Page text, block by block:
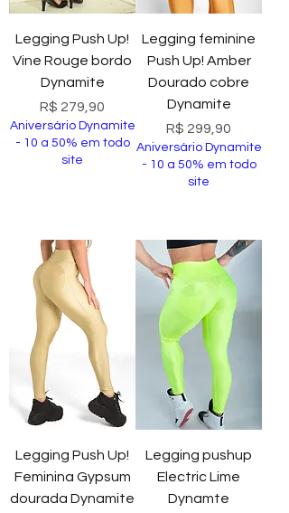
Legging Push Up!
Vine Rouge bordo
Dynamite
Preço
R$ 279,90
Aniversário Dynamite
- 10 a 50% em todo
site
Legging feminine
Push Up! Amber
Dourado cobre
Dynamite
Preço
R$ 299,90
Aniversário Dynamite
- 10 a 50% em todo
site
Legging Push Up!
Feminina Gypsum
dourada Dynamite
Legging pushup
Electric Lime
Dynamte